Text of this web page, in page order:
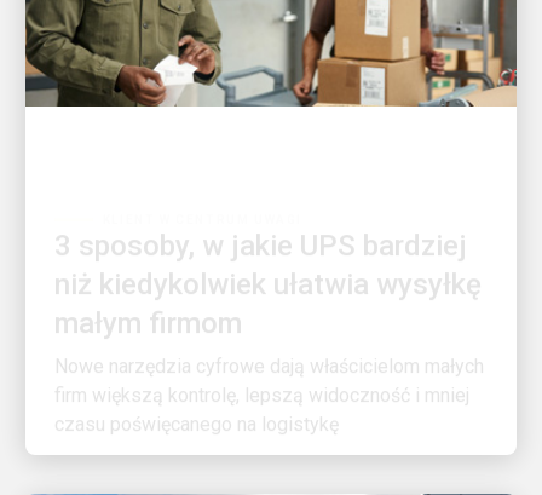
niż kiedykolwiek ułatwia wysyłkę
małym firmom
Nowe narzędzia cyfrowe dają właścicielom małych
firm większą kontrolę, lepszą widoczność i mniej
czasu poświęcanego na logistykę